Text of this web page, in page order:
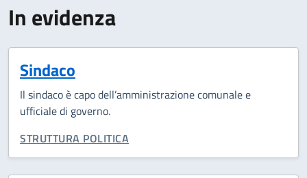
In evidenza
Sindaco
Il sindaco è capo dell’amministrazione comunale e
ufficiale di governo.
CATEGORIA CORRELATA:
STRUTTURA POLITICA